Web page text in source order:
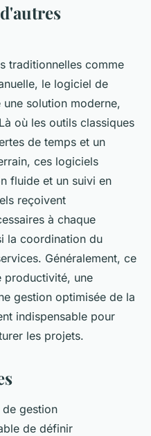
traditionnelles comme
le logiciel de
solution moderne,
où les outils classiques
de temps et un
ces logiciels
fluide et un suivi en
reçoivent
à chaque
la coordination du
Généralement, ce
productivité, une
gestion optimisée de la
indispensable pour
les projets.
gestion
de définir